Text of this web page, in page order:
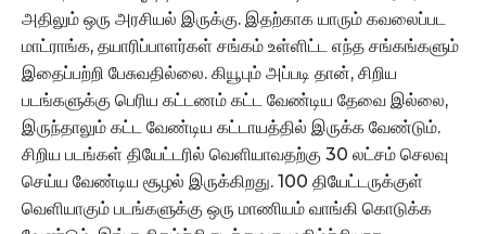
அதிலும் ஒரு அரசியல் இருக்கு. இதற்காக யாரும் கவலைப்பட
மாட்ராங்க, தயாரிப்பாளர்கள் சங்கம் உள்ளிட்ட எந்த சங்கங்களும்
இதைப்பற்றி பேசுவதில்லை. கியூபும் அப்படி தான், சிறிய
படங்களுக்கு பெரிய கட்டணம் கட்ட வேண்டிய தேவை இல்லை,
இருந்தாலும் கட்ட வேண்டிய கட்டாயத்தில் இருக்க வேண்டும்.
சிறிய படங்கள் தியேட்டரில் வெளியாவதற்கு 30 லட்சம் செலவு
செய்ய வேண்டிய சூழல் இருக்கிறது. 100 தியேட்டருக்குள்
வெளியாகும் படங்களுக்கு ஒரு மாணியம் வாங்கி கொடுக்க